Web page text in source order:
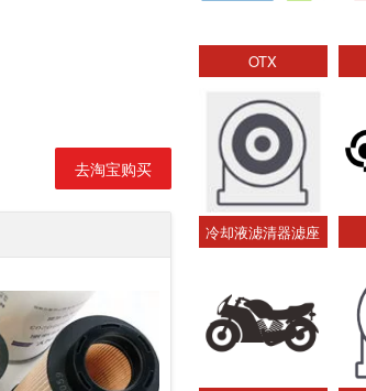
去淘宝购买
OTX
冷却液滤清器滤座